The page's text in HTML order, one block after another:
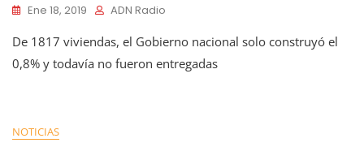
Ene 18, 2019 ADN Radio
De 1817 viviendas, el Gobierno nacional solo construyó el
0,8% y todavía no fueron entregadas
NOTICIAS